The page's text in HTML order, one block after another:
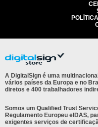
A DigitalSign é uma
vários países da Europa e no
diretos e 400 trabalhadores
Somos um Qualified Trust
Regulamento Europeu eIDAS,
exigentes serviços de